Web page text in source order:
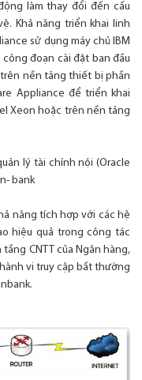
làm thay đổi đến cấu
Khả năng triển khai linh
sử dụng máy chủ IBM
đoạn cài đặt ban đầu
nền tảng thiết bị phần
Appliance để triển khai
Xeon hoặc trên nền tảng
lý tài chính nội (Oracle
bank
năng tích hợp với các hệ
hiệu quả trong công tác
CNTT của Ngân hàng,
vi truy cập bất thường